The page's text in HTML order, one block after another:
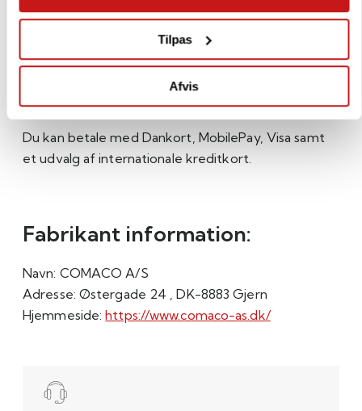
Tilpas
Afvis
Ofte hurtigere.
Du kan betale med Dankort, MobilePay, Visa samt
et udvalg af internationale kreditkort.
Fabrikant information:
Navn: COMACO A/S
Adresse: Østergade 24 , DK-8883 Gjern
Hjemmeside: https://www.comaco-as.dk/